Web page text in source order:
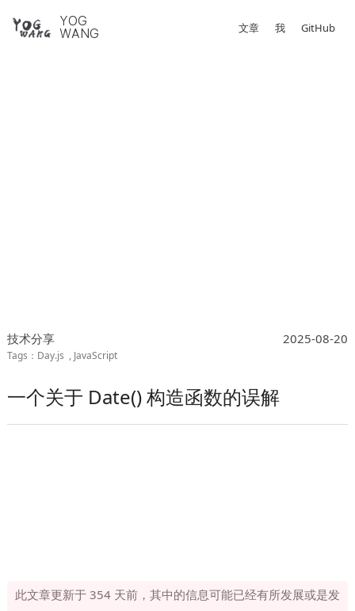
YOG
WANG
文章 我 GitHub
技术分享
Day.js JavaScript
2025-08-20
一个关于 Date() 构造函数的误解
此文章更新于 354 天前，其中的信息可能已经有所发展或是发